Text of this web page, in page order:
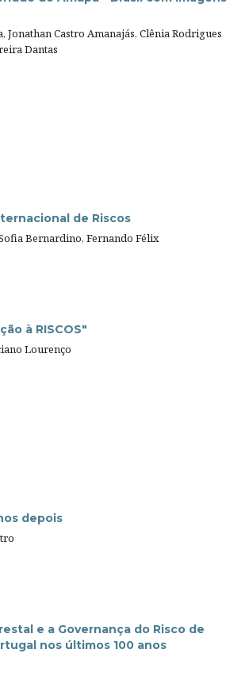
Jonathan Castro Amanajás, Clênia Rodrigues
Dantas
de Riscos
Bernardino, Fernando Félix
à RISCOS"
Lourenço
depois
e a Governança do Risco de
nos últimos 100 anos